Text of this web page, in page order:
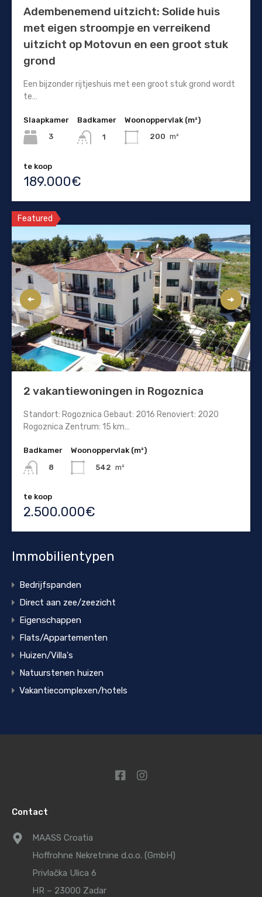
Adembenemend uitzicht: Solide huis
met eigen stroompje en verreikend
uitzicht op Motovun en een groot stuk
grond
Een bijzonder rijtjeshuis met een groot stuk grond wordt
te…
Slaapkamer
3
Badkamer
1
Woonoppervlak (m²)
200 m²
te koop
189.000€
Featured
2 vakantiewoningen in Rogoznica
Standort: Rogoznica Gebaut: 2016 Renoviert: 2020
Rogoznica Zentrum: 15 km…
Badkamer
8
Woonoppervlak (m²)
542 m²
te koop
2.500.000€
Immobilientypen
Bedrijfspanden
Direct aan zee/zeezicht
Eigenschappen
Flats/Appartementen
Huizen/Villa's
Natuurstenen huizen
Vakantiecomplexen/hotels
Contact
MAASS Croatia
Hoffrohne Nekretnine d.o.o. (GmbH)
Privlačka Ulica 6
HR – 23000 Zadar